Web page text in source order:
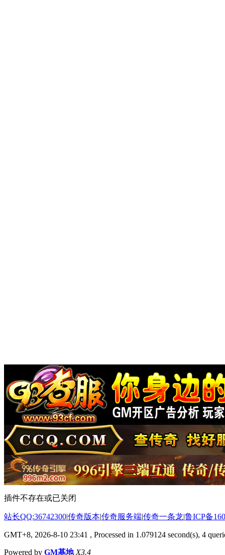
插件不存在或已关闭
站长QQ:36742300|传奇版本|传奇服务端|传奇一条龙|鲁ICP备
GMT+8, 2026-8-10 23:41 , Processed in 1.079124 second(s), 4
Powered by GM基地 X3.4